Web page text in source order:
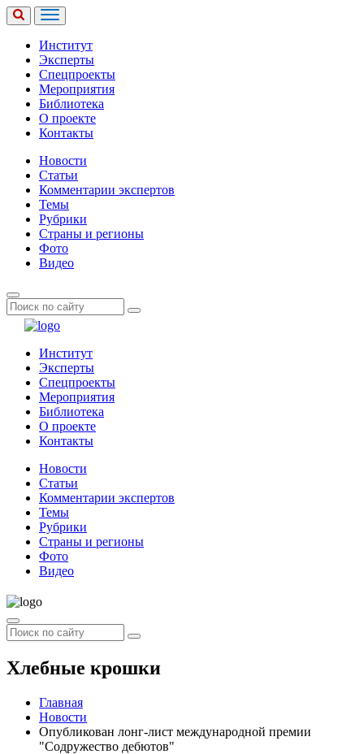
Институт
Эксперты
Спецпроекты
Мероприятия
Библиотека
О проекте
Контакты
Новости
Статьи
Комментарии экспертов
Темы
Рубрики
Страны и регионы
Фото
Видео
Институт
Эксперты
Спецпроекты
Мероприятия
Библиотека
О проекте
Контакты
Новости
Статьи
Комментарии экспертов
Темы
Рубрики
Страны и регионы
Фото
Видео
Хлебные крошки
Главная
Новости
Опубликован лонг-лист международной премии
"Содружество дебютов"